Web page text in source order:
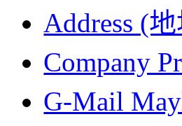
Address (
Company
G-Mail